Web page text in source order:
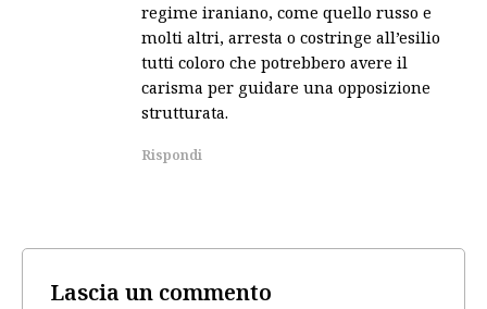
regime iraniano, come quello russo e
molti altri, arresta o costringe all’esilio
tutti coloro che potrebbero avere il
carisma per guidare una opposizione
strutturata.
Rispondi
Lascia un commento